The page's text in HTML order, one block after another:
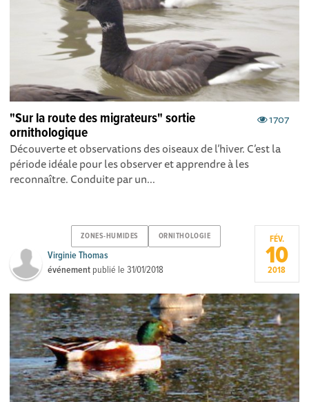
1707
"Sur la route des migrateurs" sortie
ornithologique
Découverte et observations des oiseaux de l’hiver. C’est la
période idéale pour les observer et apprendre à les
reconnaître. Conduite par un...
ZONES-HUMIDES ORNITHOLOGIE
Virginie Thomas
événement publié le31/01/2018
FÉV.
10
2018